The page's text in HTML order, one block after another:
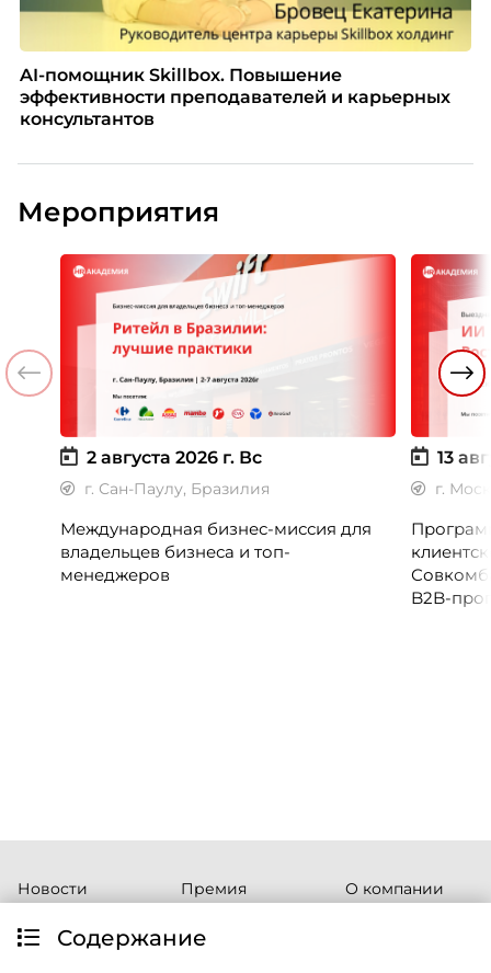
Содержание
AI-помощник Skillbox. Повышение
эффективности преподавателей и карьерных
консультантов
Мероприятия
2 августа 2026 г. Вс
г. Сан-Паулу, Бразилия
Международная бизнес-миссия для
владельцев бизнеса и топ-
менеджеров
13
г.
B2B-
Новости
Публикации
Премия
WOW!HR
Премия WOW
О компании